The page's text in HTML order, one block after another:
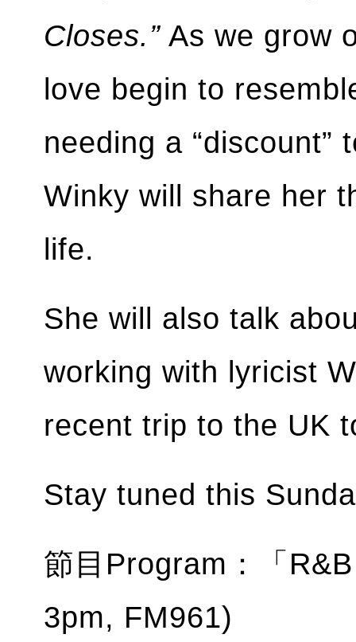
Closes.” As we grow
love begin to
needing a
Winky will share her
life.
She will also talk
working with lyricist
recent trip to the UK
Stay tuned this
節目Program：「
3pm, FM961)